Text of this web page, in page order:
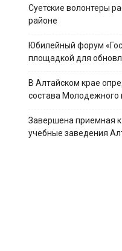
Суетские волонтеры
районе
Юбилейный форум
площадкой для
В Алтайском крае
состава Молодежного
Завершена приемная
учебные заведения